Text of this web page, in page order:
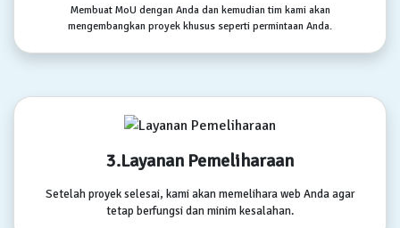
Membuat MoU dengan Anda dan kemudian tim kami akan
mengembangkan proyek khusus seperti permintaan Anda.
3.Layanan Pemeliharaan
Setelah proyek selesai, kami akan memelihara web Anda agar
tetap berfungsi dan minim kesalahan.